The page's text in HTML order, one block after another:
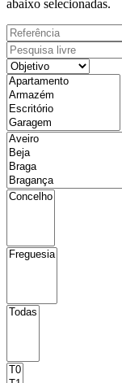
abaixo selecionadas.